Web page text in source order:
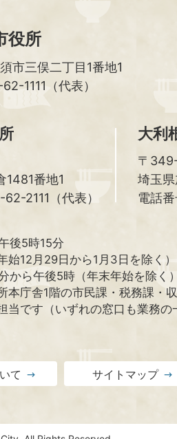
役所
市三俣二丁目1番地1
1111（代表）
1481番地1
2111（代表）
大利
〒
埼玉
電話
後5時15分
始12月29日から1月3日を除く）
から午後5時（年末年始を除く）
本庁舎1階の市民課・税務課・収
当です（いずれの窓口も業務の
て サイトマップ